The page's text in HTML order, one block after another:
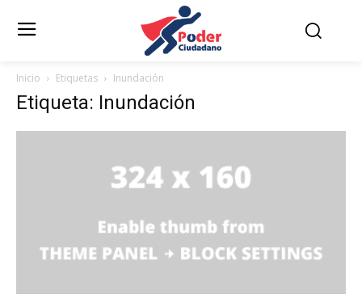
Inicio Etiquetas Inundación
Etiqueta: Inundación